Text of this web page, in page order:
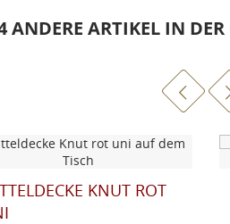
ANDERE ARTIKEL IN
KNUT ROT